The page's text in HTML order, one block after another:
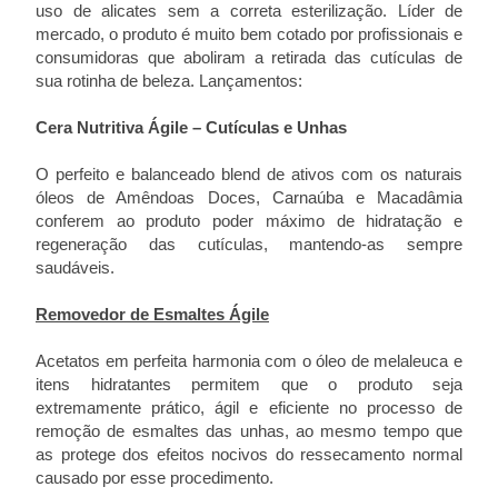
uso de alicates sem a correta esterilização. Líder de
mercado, o produto é muito bem cotado por profissionais e
consumidoras que aboliram a retirada das cutículas de
sua rotinha de beleza. Lançamentos:
Cera Nutritiva Ágile – Cutículas e Unhas
O perfeito e balanceado blend de ativos com os naturais
óleos de Amêndoas Doces, Carnaúba e Macadâmia
conferem ao produto poder máximo de hidratação e
regeneração das cutículas, mantendo-as sempre
saudáveis.
Removedor de Esmaltes Ágile
Acetatos em perfeita harmonia com o óleo de melaleuca e
itens hidratantes permitem que o produto seja
extremamente prático, ágil e eficiente no processo de
remoção de esmaltes das unhas, ao mesmo tempo que
as protege dos efeitos nocivos do ressecamento normal
causado por esse procedimento.